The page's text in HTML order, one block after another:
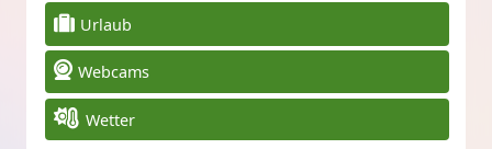
Urlaub
Webcams
Wetter